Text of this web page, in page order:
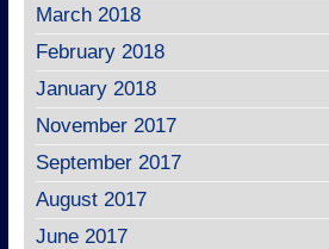
March 2018
February 2018
January 2018
November 2017
September 2017
August 2017
June 2017